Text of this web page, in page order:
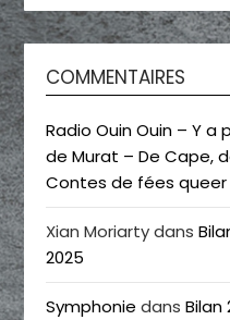
COMMENTAIRES
Radio Ouin Ouin – Y a
de Murat – De Cape,
Contes de fées queer
Xian Moriartydans
2025
Symphonie dansBilan